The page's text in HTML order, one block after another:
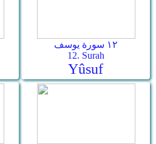
١٢ سورة يوسف
12. Surah
Yûsuf